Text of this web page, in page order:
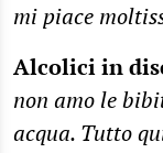
mi piace
Alcolici in
non amo le
acqua. Tutto